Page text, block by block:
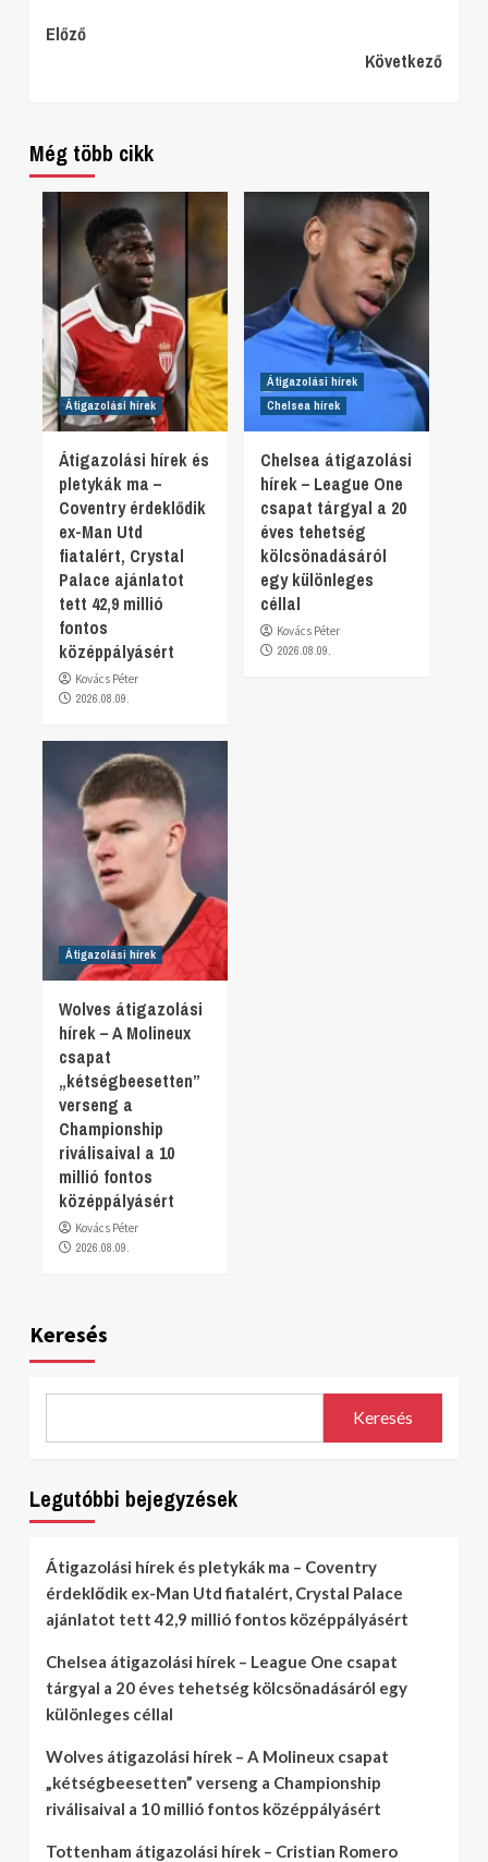
Continue
Előző
Következő
Még több cikk
Átigazolási hírek
Átigazolási hírek és
pletykák ma –
Coventry érdeklődik
ex-Man Utd
fiatalért, Crystal
Palace ajánlatot
tett 42,9 millió
fontos
középpályásért
Kovács Péter
2026.08.09.
Átigazolási hírek
Chelsea hírek
Chelsea átigazolási
hírek – League One
csapat tárgyal a 20
éves tehetség
kölcsönadásáról
egy különleges
céllal
Kovács Péter
2026.08.09.
Átigazolási hírek
Wolves átigazolási
hírek – A Molineux
csapat
„kétségbeesetten”
verseng a
Championship
riválisaival a 10
millió fontos
középpályásért
Kovács Péter
2026.08.09.
Keresés
Keresés
Legutóbbi bejegyzések
Átigazolási hírek és pletykák ma – Coventry
érdeklődik ex-Man Utd fiatalért, Crystal Palace
ajánlatot tett 42,9 millió fontos középpályásért
Chelsea átigazolási hírek – League One csapat
tárgyal a 20 éves tehetség kölcsönadásáról egy
különleges céllal
Wolves átigazolási hírek – A Molineux csapat
„kétségbeesetten” verseng a Championship
riválisaival a 10 millió fontos középpályásért
Tottenham átigazolási hírek – Cristian Romero